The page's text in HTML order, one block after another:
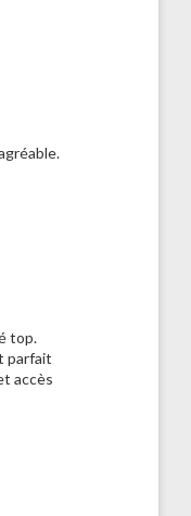
top.
parfait
accès